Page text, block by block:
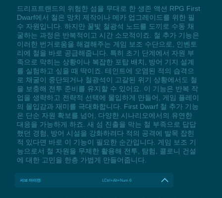
드리프트랜드의 위험한 섬을 무대로 한 생존 액션 RPG First
Dwarf에서 철은 망치 제작이나 메카 업그레이드를 위한 필
수 자원입니다. 하지만 꿀빛 철광석 노드를 도끼로 수동 채
굴하는 과정은 반복적이고 시간 소모적이죠. 철 추가 기능은
이러한 번거로움을 해결해주는 게임 보조 수단으로, 인벤토
리에 철을 바로 공급해줍니다. 특히 초기 단계에서 자원 부
족으로 막히는 상황이나 복잡한 포탑 배치, 방어 기지 설계
를 실험하고 싶을 때 딱이죠. 테인트에 오염된 적의 습격으
로 채굴이 중단되거나 철광석이 고갈된 위기 상황에서도 철
을 보충해 전투 준비를 유지할 수 있어요. 이 기능은 반복 작
업을 생략하고 전략적 선택에 몰입하게 만들어, 게임 플레이
의 몰입감과 재미를 극대화합니다. First Dwarf 철 추가 기능
은 단순 자원 확보를 넘어, 다양한 시나리오에서의 유연한
대응을 가능하게 하죠. 새 섬 진출을 막는 철 부족으로 답답
했던 경험, 방어 시설을 강화하려다 적의 공격에 발목 잡힌
적 있다면 바로 이 기능이 필요한 순간입니다. 게임 보조 기
능으로서 철 자원을 무제한 활용해 전투, 탐험, 콜로니 건설
에 대한 고민을 한층 가볍게 만들어줍니다.
서브 아이언 LCtrl+Alt+Num 6